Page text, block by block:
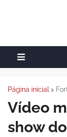
Página inicial
Vídeo
show